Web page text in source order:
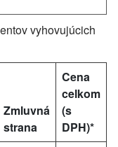
vyhovujúcich
Zmluvná
strana
Cena
celkom
(s
DPH)*